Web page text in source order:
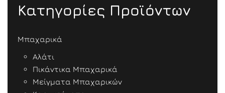
Κατηγορίες Προϊόντων
Μπαχαρικά
Αλάτι
Πικάντικα Μπαχαρικά
Μείγματα Μπαχαρικών